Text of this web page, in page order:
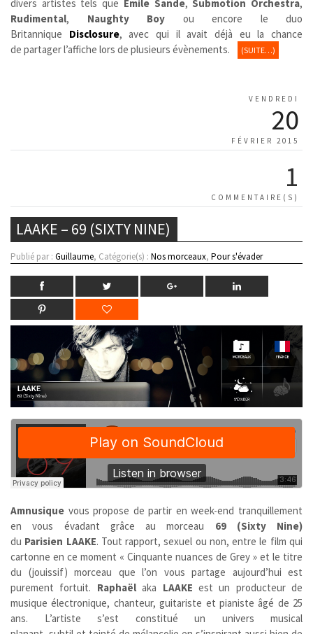
divers artistes tels que Emile Sande,Submotion Orchestra,
Rudimental, Naughty Boy ou encore le duo
Britannique Disclosure, avec qui il avait déjà eu la chance
de partager l’affiche lors de plusieurs évènements. (SUITE…)
VENDREDI
20
FÉVRIER 2015
1
COMMENTAIRE(S)
LAAKE – 69 (SIXTY NINE)
Publié par : Guillaume, Catégorie(s) : Nos morceaux, Pour s'évader
Amnusique vous propose de partir en week-end tranquillement
en vous évadant grâce au morceau 69 (Sixty Nine)
du Parisien LAAKE. Tout rapport, sexuel ou non, entre le film qui
cartonne en ce moment « Cinquante nuances de Grey » et le titre
du (jouissif) morceau que l’on vous partage aujourd’hui est
purement fortuit. Raphaëlaka LAAKE est un producteur de
musique électronique, chanteur, guitariste et pianiste âgé de 25
ans. L’artiste s’est constitué un univers musical